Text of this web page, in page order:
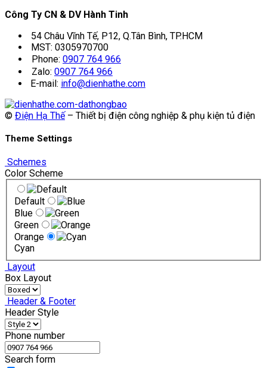
Công Ty CN & DV Hành Tinh
54 Châu Vĩnh Tế, P12, Q.Tân Bình, TP.HCM
MST: 0305970700
Phone: 0907 764 966
Zalo: 0907 764 966
E-mail: info@dienhathe.com
© Điện Hạ Thế– Thiết bị điện công nghiệp & phụ kiện tủ điện
Theme Settings
Schemes
Color Scheme
Default
Blue
Green
Orange
Cyan
Layout
Box Layout
Header & Footer
Header Style
Phone number
Search form